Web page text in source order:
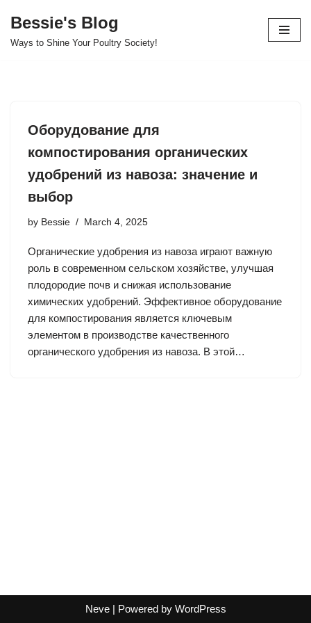
Skip
Bessie's Blog
Ways to Shine Your Poultry Society!
Оборудование для
компостирования органических
удобрений из навоза: значение и
выбор
by Bessie March 4, 2025
Органические удобрения из навоза играют важную
роль в современном сельском хозяйстве, улучшая
плодородие почв и снижая использование
химических удобрений. Эффективное оборудование
для компостирования является ключевым
элементом в производстве качественного
органического удобрения из навоза. В этой…
Neve| Powered by WordPress